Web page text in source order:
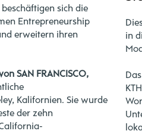
sich die
Entrepreneurship
erweitern ihren
SAN FRANCISCO,
Kalifornien. Sie wurde
der zehn
in